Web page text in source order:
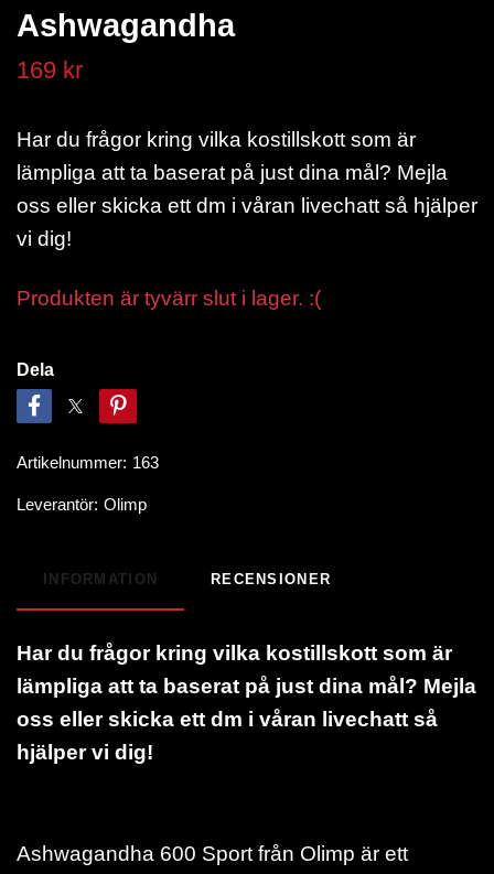
Ashwagandha
169 kr
Har du frågor kring vilka kostillskott som är
lämpliga att ta baserat på just dina mål? Mejla
oss eller skicka ett dm i våran livechatt så hjälper
vi dig!
Produkten är tyvärr slut i lager. :(
Dela
Artikelnummer: 163
Leverantör: Olimp
INFORMATION RECENSIONER
Har du frågor kring vilka kostillskott som är
lämpliga att ta baserat på just dina mål? Mejla
oss eller skicka ett dm i våran livechatt så
hjälper vi dig!
Ashwagandha 600 Sport från Olimp är ett